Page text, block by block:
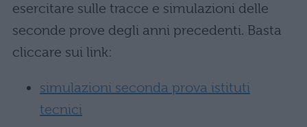
esercitare sulle tracce e simulazioni delle
seconde prove degli anni precedenti. Basta
cliccare sui link:
simulazioni seconda prova istituti
tecnici